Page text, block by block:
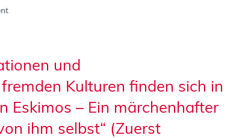
und
Kulturen finden sich in
Eskimos – Ein märchenhafter
ihm selbst“ (Zuerst